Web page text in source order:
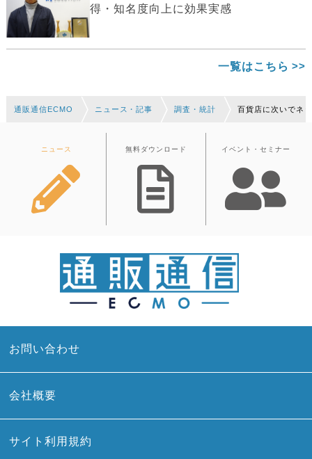
得・知名度向上に効果実感
一覧はこちら
通販通信ECMO ニュース・記事 調査・統計 百貨店に次いでネ
ニュース 無料ダウンロード イベント・セミナー
お問い合わせ
会社概要
サイト利用規約